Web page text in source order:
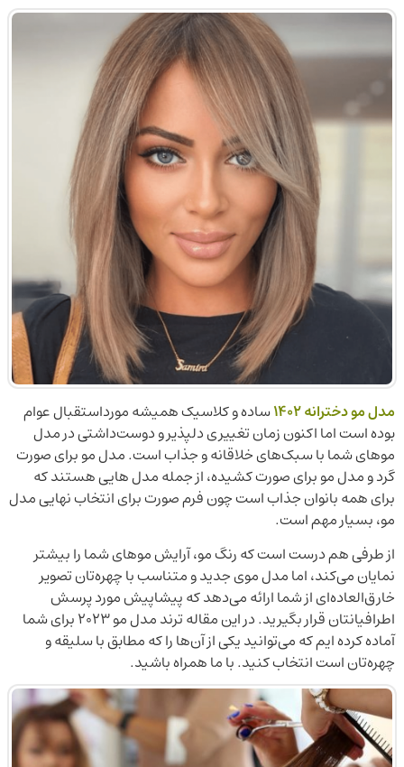
مدل مو دخترانه 1402
ساده و کلاسیک همیشه مورداستقبال عوام
بوده است اما اکنون زمان تغییری دلپذیر و دوست‌داشتی در مدل
موهای شما با سبک‌های خلاقانه و جذاب است. مدل مو برای صورت
گرد و مدل مو برای صورت کشیده، از جمله مدل هایی هستند که
برای همه بانوان جذاب است چون فرم صورت برای انتخاب نهایی مدل
مو، بسیار مهم است.
از طرفی هم درست است که رنگ مو، آرایش موهای شما را بیشتر
نمایان می‌کند، اما مدل موی جدید و متناسب با چهره‌تان تصویر
خارق‌العاده‌ای از شما ارائه می‌دهد که پیشاپیش مورد پرسش
اطرافیانتان قرار بگیرید. در این مقاله ترند مدل مو 2023 برای شما
آماده کرده ایم که می‌توانید یکی از آن‌ها را که مطابق با سلیقه و
چهره‌تان است انتخاب کنید. با ما همراه باشید.